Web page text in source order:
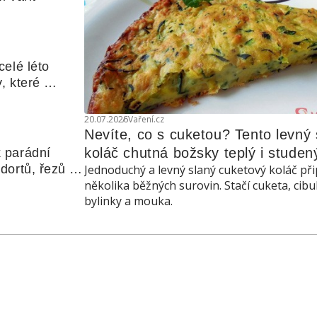
20.07.2026Vaření.cz
Nevíte, co s cuketou? Tento levný
koláč chutná božsky teplý i
Jednoduchý a levný slaný cuketový koláč
několika běžných surovin. Stačí cuketa,
bylinky a mouka.
léto
které
nebo
parádní
řezů a